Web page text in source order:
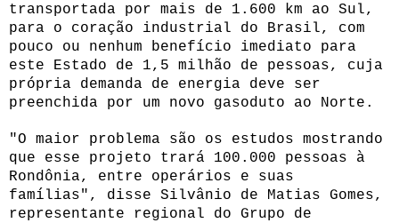
transportada por mais de 1.600 km ao Sul,
para o coração industrial do Brasil, com
pouco ou nenhum benefício imediato para
este Estado de 1,5 milhão de pessoas, cuja
própria demanda de energia deve ser
preenchida por um novo gasoduto ao Norte.
"O maior problema são os estudos mostrando
que esse projeto trará 100.000 pessoas à
Rondônia, entre operários e suas
famílias", disse Silvânio de Matias Gomes,
representante regional do Grupo de